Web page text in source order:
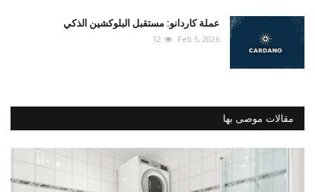
عملة كاردانو: مستقبل البلوكشين الذكي
Feb 5, 2026
12
مقالات موصى بها